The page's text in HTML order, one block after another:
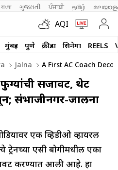
বাংলা ગુજરાતી ਪੰਜਾਬੀ தமிழ்
AQI
मुंबई पुणे क्रीडा सिनेमा REELS
Jalna A First AC Coach
सजावट, थेट
संभाजीनगर-जालना
एक व्हिडीओ व्हायरल
ट्रेनच्या एसी बोगीमधील एका
करण्यात आली आहे. हा